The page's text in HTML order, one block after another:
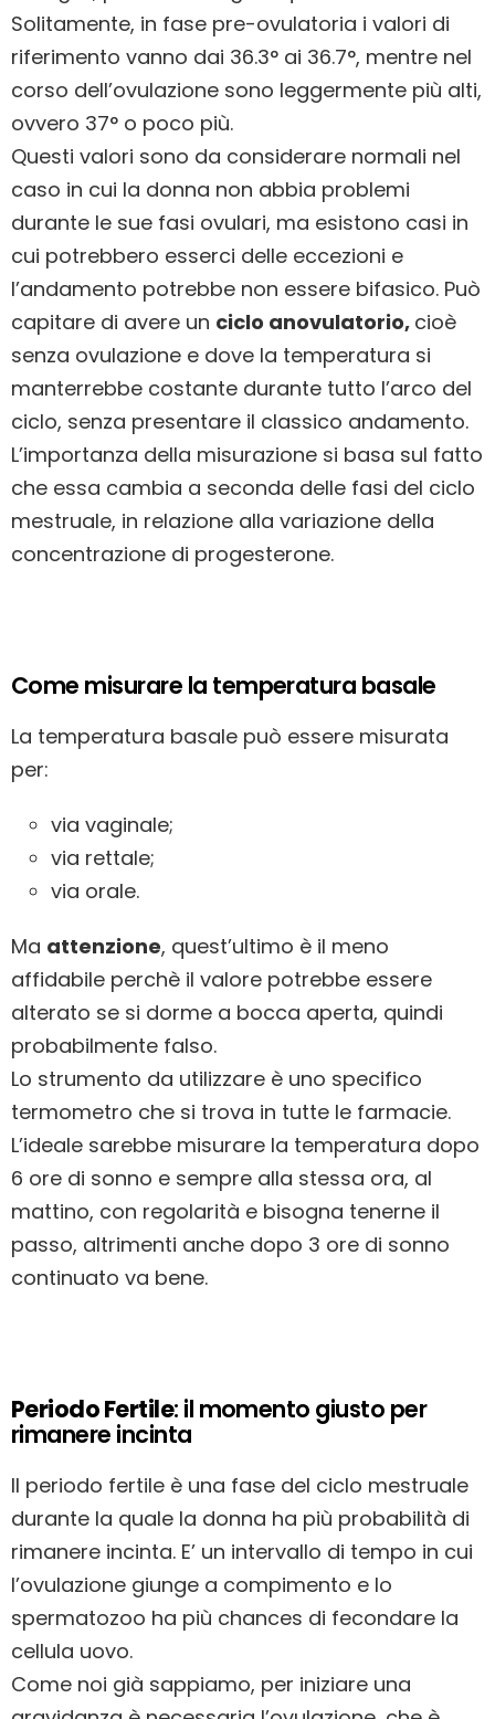
Solitamente, in fase pre-ovulatoria i valori di
riferimento vanno dai 36.3° ai 36.7°, mentre nel
corso dell’ovulazione sono leggermente più alti,
ovvero 37° o poco più.
Questi valori sono da considerare normali nel
caso in cui la donna non abbia problemi
durante le sue fasi ovulari, ma esistono casi in
cui potrebbero esserci delle eccezioni e
l’andamento potrebbe non essere bifasico. Può
capitare di avere un ciclo anovulatorio, cioè
senza ovulazione e dove la temperatura si
manterrebbe costante durante tutto l’arco del
ciclo, senza presentare il classico andamento.
L’importanza della misurazione si basa sul fatto
che essa cambia a seconda delle fasi del ciclo
mestruale, in relazione alla variazione della
concentrazione di progesterone.
Come misurare la temperatura basale
La temperatura basale può essere misurata
per:
via vaginale;
via rettale;
via orale.
Ma attenzione, quest’ultimo è il meno
affidabile perchè il valore potrebbe essere
alterato se si dorme a bocca aperta, quindi
probabilmente falso.
Lo strumento da utilizzare è uno specifico
termometro che si trova in tutte le farmacie.
L’ideale sarebbe misurare la temperatura dopo
6 ore di sonno e sempre alla stessa ora, al
mattino, con regolarità e bisogna tenerne il
passo, altrimenti anche dopo 3 ore di sonno
continuato va bene.
Periodo Fertile: il momento giusto per
rimanere incinta
Il periodo fertile è una fase del ciclo mestruale
durante la quale la donna ha più probabilità di
rimanere incinta. E’ un intervallo di tempo in cui
l’ovulazione giunge a compimento e lo
spermatozoo ha più chances di fecondare la
cellula uovo.
Come noi già sappiamo, per iniziare una